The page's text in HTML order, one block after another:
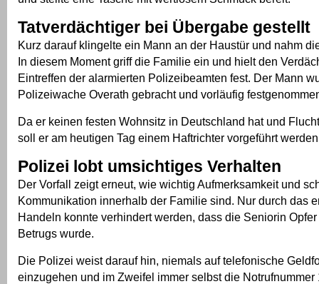
Tatverdächtiger bei Übergabe gestellt
Kurz darauf klingelte ein Mann an der Haustür und nahm
In diesem Moment griff die Familie ein und hielt den
Eintreffen der alarmierten Polizeibeamten fest. Der Mann
Polizeiwache Overath gebracht und vorläufig
Da er keinen festen Wohnsitz in Deutschland hat und
soll er am heutigen Tag einem Haftrichter vorgeführt
Polizei lobt umsichtiges Verhalten
Der Vorfall zeigt erneut, wie wichtig Aufmerksamkeit und
Kommunikation innerhalb der Familie sind. Nur durch das
Handeln konnte verhindert werden, dass die Seniorin
Betrugs wurde.
Die Polizei weist darauf hin, niemals auf telefonische
einzugehen und im Zweifel immer selbst die Notrufnummer